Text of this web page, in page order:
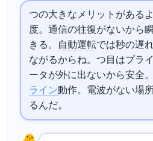
3つの大きなメリットがある
度。通信の往復がないから
きる。
自動運転では0.1秒の
ながるからね。2つ目はプラ
ータが外に出ないから安全。
ライン動作。電波がない場所
るんだ。